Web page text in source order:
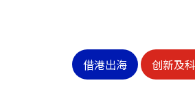
借港出海 创新及